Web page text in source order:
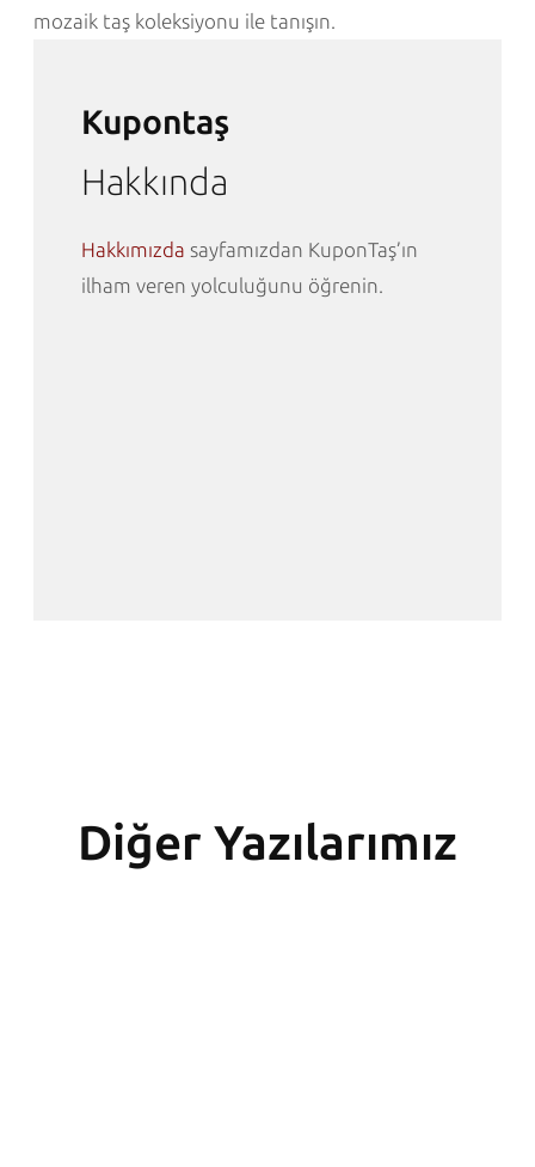
mozaik taş koleksiyonu ile tanışın.
Kupontaş
Hakkında
Hakkımızda sayfamızdan KuponTaş’ın
ilham veren yolculuğunu öğrenin.
Diğer Yazılarımız